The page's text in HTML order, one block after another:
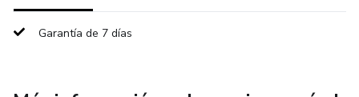
Garantía de 7 días